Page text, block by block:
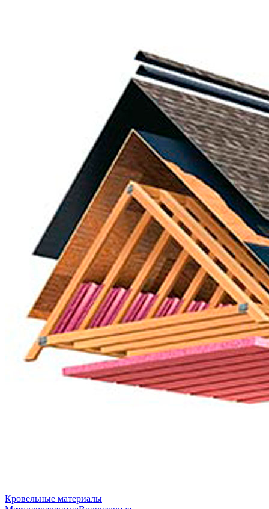
Кровельные материалы